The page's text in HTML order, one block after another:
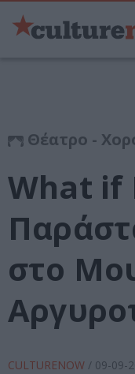
Θέατρο -
What if
στο
CULTURENOW / 09-09-